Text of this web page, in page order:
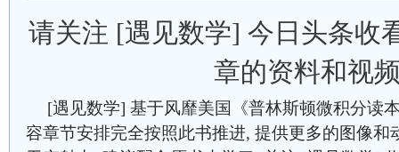
请关注 [遇见数学] 今日头条收
章的资料和视
[遇见数学] 基于风靡美国《普林斯顿微积分读
容章节安排完全按照此书推进, 提供更多的图像和